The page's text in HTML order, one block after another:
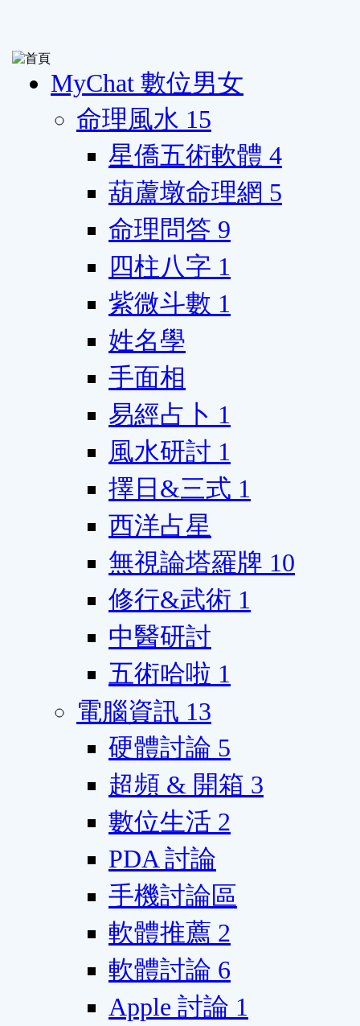
MyChat 數位男女
命理風水 15
星僑五術軟體 4
葫蘆墩命理網 5
命理問答 9
四柱八字 1
紫微斗數 1
姓名學
手面相
易經占卜 1
風水研討 1
擇日&三式 1
西洋占星
無視論塔羅牌 10
修行&武術 1
中醫研討
五術哈啦 1
電腦資訊 13
硬體討論 5
超頻 & 開箱 3
數位生活 2
PDA 討論
手機討論區
軟體推薦 2
軟體討論 6
Apple 討論 1